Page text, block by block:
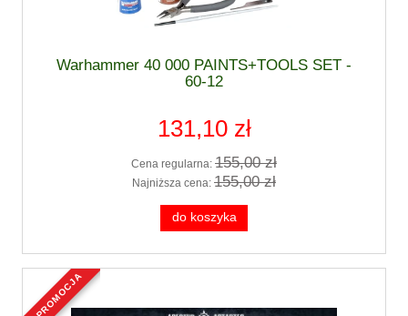
Warhammer 40 000 PAINTS+TOOLS SET -
60-12
131,10 zł
Cena regularna: 155,00 zł
Najniższa cena: 155,00 zł
do koszyka
promocja